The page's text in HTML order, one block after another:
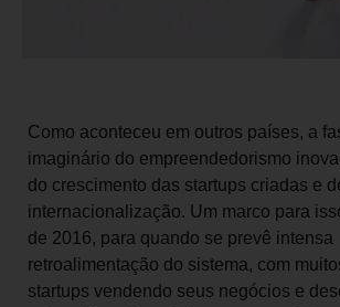
Como aconteceu em outros países, a
imaginário do empreendedorismo
do crescimento das startups criadas e
internacionalização. Um marco para
de 2016, para quando se prevê intensa
retroalimentação do sistema, com
startups vendendo seus negócios e